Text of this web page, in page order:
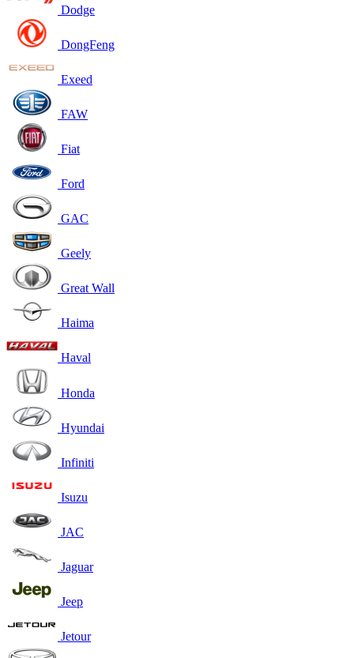
Dodge
DongFeng
Exeed
FAW
Fiat
Ford
GAC
Geely
Great Wall
Haima
Haval
Honda
Hyundai
Infiniti
Isuzu
JAC
Jaguar
Jeep
Jetour